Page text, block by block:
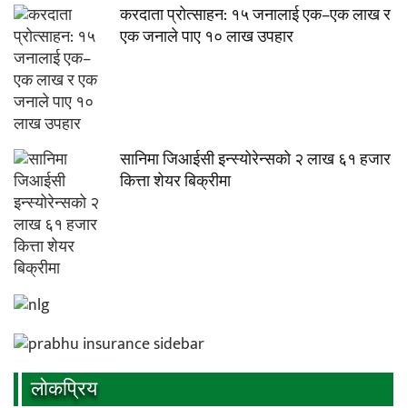
करदाता प्रोत्साहन: १५ जनालाई एक–एक लाख र
एक जनाले पाए १० लाख उपहार
सानिमा जिआईसी इन्स्योरेन्सको २ लाख ६१ हजार
कित्ता शेयर बिक्रीमा
लाेकप्रिय